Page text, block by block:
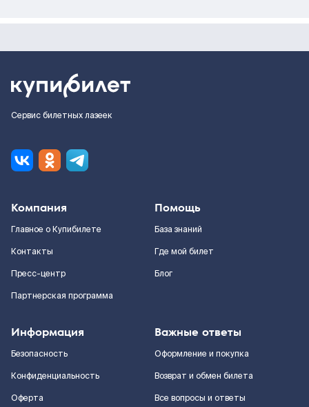
Сервис билетных лазеек
Компания
Главное о Купибилете
Контакты
Пресс-центр
Партнерская программа
Помощь
База знаний
Где мой билет
Блог
Информация
Безопасность
Конфиденциальность
Оферта
Важные ответы
Оформление и покупка
Возврат и обмен билета
Все вопросы и ответы